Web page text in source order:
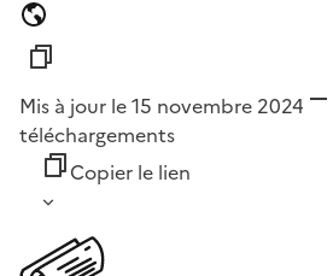
Mis à jour le 15 novembre 2024
téléchargements
Copier le lien